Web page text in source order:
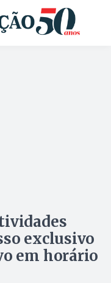
exclusivo
em horário